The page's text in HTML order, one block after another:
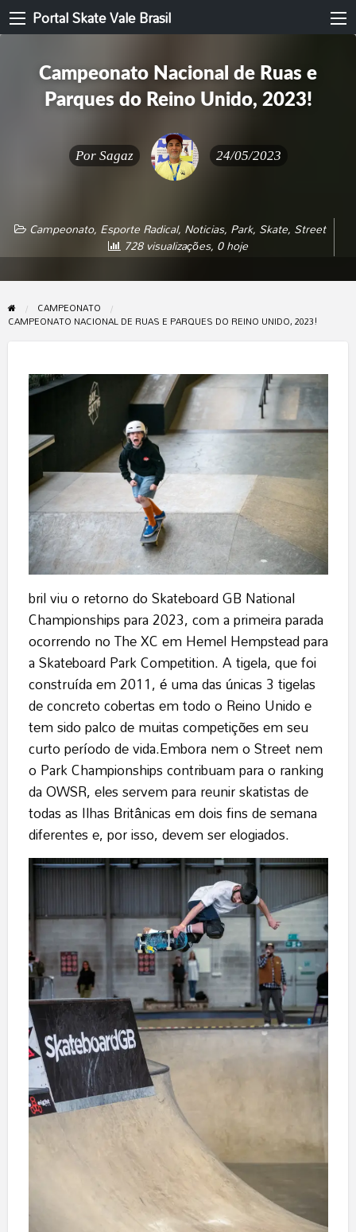
Portal Skate Vale Brasil
Campeonato Nacional de Ruas e
Parques do Reino Unido, 2023!
Por Sagaz 24/05/2023
Campeonato, Esporte Radical, Noticias, Park, Skate, Street
728 visualizações, 0 hoje
CAMPEONATO
CAMPEONATO NACIONAL DE RUAS E PARQUES DO REINO UNIDO, 2023!
bril viu o retorno do Skateboard GB National
Championships para 2023, com a primeira parada
ocorrendo no The XC em Hemel Hempstead para
a Skateboard Park Competition. A tigela, que foi
construída em 2011, é uma das únicas 3 tigelas
de concreto cobertas em todo o Reino Unido e
tem sido palco de muitas competições em seu
curto período de vida.Embora nem o Street nem
o Park Championships contribuam para o ranking
da OWSR, eles servem para reunir skatistas de
todas as Ilhas Britânicas em dois fins de semana
diferentes e, por isso, devem ser elogiados.